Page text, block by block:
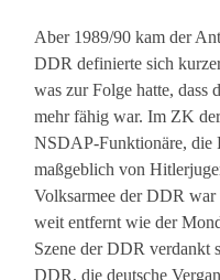
Aber 1989/90 kam der
DDR definierte sich
was zur Folge hatte,
mehr fähig war. Im ZK
NSDAP-Funktionäre, die
maßgeblich von
Volksarmee der DDR
weit entfernt wie der
Szene der DDR verdankt
DDR, die deutsche